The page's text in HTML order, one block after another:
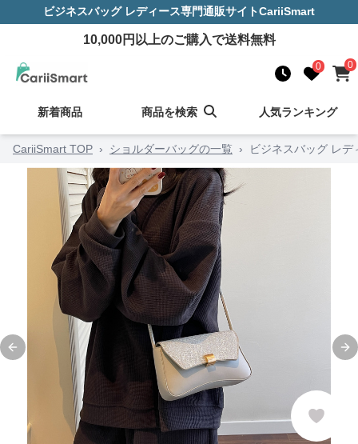
ビジネスバッグ レディース専門通販サイトCariiSmart
10,000円以上のご購入で送料無料
0 0
新着商品 商品を検索 人気ランキング
CariiSmart TOP › ショルダーバッグの一覧 › ビジネスバッグ レ
Previous slide